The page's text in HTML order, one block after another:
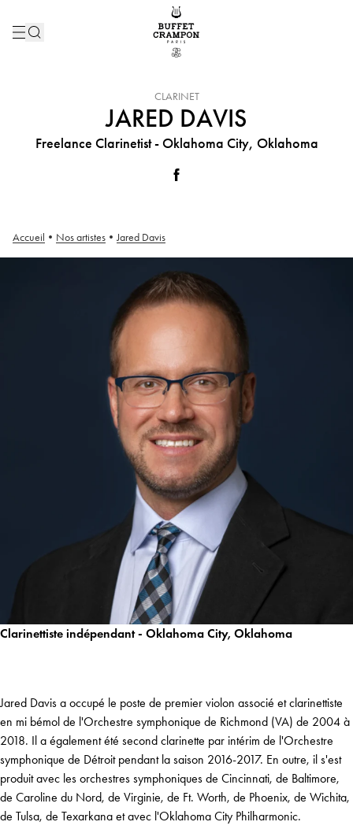
INSTRUMENT :
CLARINET
JARED DAVIS
Freelance Clarinetist - Oklahoma City, Oklahoma
Accueil • Nos artistes • Jared Davis
Clarinettiste indépendant - Oklahoma City, Oklahoma
Jared Davis a occupé le poste de premier violon associé et clarinettiste
en mi bémol de l'Orchestre symphonique de Richmond (VA) de 2004 à
2018. Il a également été second clarinette par intérim de l'Orchestre
symphonique de Détroit pendant la saison 2016-2017. En outre, il s'est
produit avec les orchestres symphoniques de Cincinnati, de Baltimore,
de Caroline du Nord, de Virginie, de Ft. Worth, de Phoenix, de Wichita,
de Tulsa, de Texarkana et avec l'Oklahoma City Philharmonic.